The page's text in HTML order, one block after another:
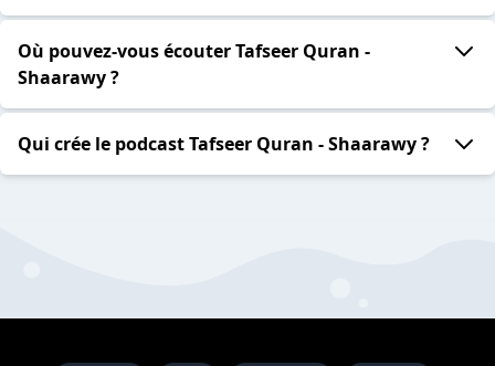
Où pouvez-vous écouter Tafseer Quran -
Shaarawy ?
Qui crée le podcast Tafseer Quran - Shaarawy ?